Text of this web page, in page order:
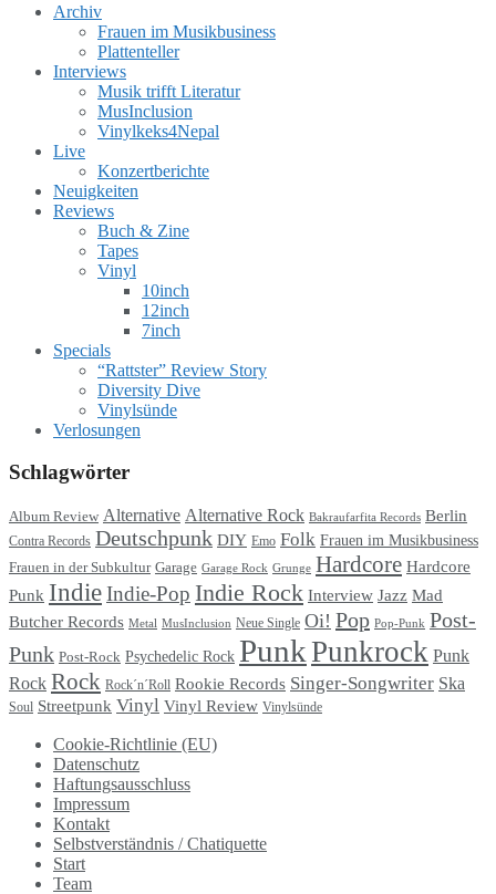
Archiv
Frauen im Musikbusiness
Plattenteller
Interviews
Musik trifft Literatur
MusInclusion
Vinylkeks4Nepal
Live
Konzertberichte
Neuigkeiten
Reviews
Buch & Zine
Tapes
Vinyl
10inch
12inch
7inch
Specials
“Rattster” Review Story
Diversity Dive
Vinylsünde
Verlosungen
Schlagwörter
Album Review Alternative Alternative Rock Bakraufarfita Records Berlin
Contra Records Deutschpunk DIY Emo Folk Frauen im Musikbusiness
Frauen in der Subkultur Garage Garage Rock Grunge Hardcore Hardcore
Punk IndieIndie-Pop Indie Rock Interview Jazz Mad
Butcher Records Metal MusInclusion Neue Single Oi! Pop Pop-Punk Post-
Punk Post-Rock Psychedelic Rock PunkPunkrock Punk
Rock Rock Rock´n´Roll Rookie Records Singer-Songwriter Ska
Soul Streetpunk Vinyl Vinyl Review Vinylsünde
Cookie-Richtlinie (EU)
Datenschutz
Haftungsausschluss
Impressum
Kontakt
Selbstverständnis / Chatiquette
Start
Team